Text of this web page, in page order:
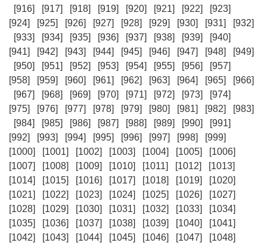
[916] [917] [918] [919] [920] [921] [922]
[923]
[924]
[925] [926] [927] [928] [929] [930] [931]
[932]
[933]
[934] [935] [936] [937] [938] [939]
[940]
[941]
[942] [943] [944] [945] [946] [947] [948]
[949]
[950]
[951] [952] [953] [954] [955] [956]
[957]
[958]
[959] [960] [961] [962] [963] [964] [965]
[966]
[967]
[968] [969] [970] [971] [972] [973]
[974]
[975]
[976] [977] [978] [979] [980] [981] [982]
[983]
[984]
[985] [986] [987] [988] [989] [990]
[991]
[992]
[993] [994] [995] [996] [997] [998]
[999]
[1000]
[1001] [1002] [1003] [1004] [1005]
[1006]
[1007]
[1008] [1009] [1010] [1011] [1012]
[1013]
[1014]
[1015] [1016] [1017] [1018] [1019]
[1020]
[1021]
[1022] [1023] [1024] [1025] [1026]
[1027]
[1028]
[1029] [1030] [1031] [1032] [1033]
[1034]
[1035]
[1036] [1037] [1038] [1039] [1040]
[1041]
[1042]
[1043] [1044] [1045] [1046] [1047]
[1048]